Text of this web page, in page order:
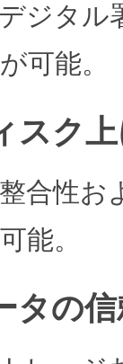
ジタル
可能。
スク
合性お
能。
タの